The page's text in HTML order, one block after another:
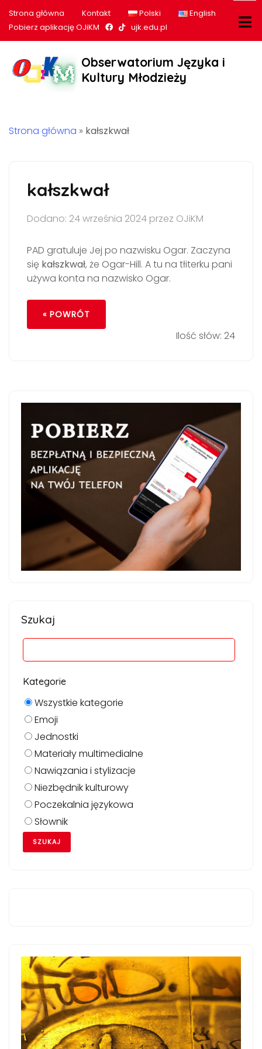
Strona główna Kontakt Polski
English
Pobierz aplikację OJiKM
Nasz profil na Facebook
Nasz profil na tiktok
ujk.edu.pl
Obserwatorium Języka i
Kultury Młodzieży
Strona główna » kałszkwał
kałszkwał
Dodano: 24 września 2024 przez OJiKM
PAD gratuluje Jej po nazwisku Ogar. Zaczyna
się kałszkwał, że Ogar-Hill. A tu na tłiterku pani
używa konta na nazwisko Ogar.
« POWRÓT
Ilość słów: 24
Szukaj
Kategorie
Wszystkie kategorie
Emoji
Jednostki
Materiały multimedialne
Nawiązania i stylizacje
Niezbędnik kulturowy
Poczekalnia językowa
Słownik